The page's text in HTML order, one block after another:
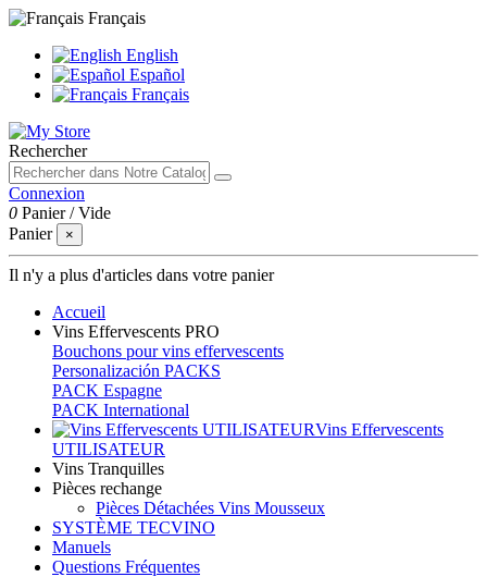
Français
English
Español
Français
Rechercher
Connexion
0 Panier /Vide
Panier
×
Il n'y a plus d'articles dans votre panier
Accueil
Vins Effervescents PRO
Bouchons pour vins effervescents
Personalización PACKS
PACK Espagne
PACK International
Vins Effervescents
UTILISATEUR
Vins Tranquilles
Pièces rechange
Pièces Détachées Vins Mousseux
SYSTÈME TECVINO
Manuels
Questions Fréquentes